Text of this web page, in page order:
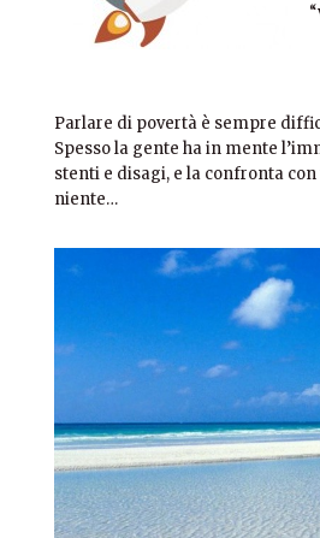
Parlare di povertà è sempre
Spesso la gente ha in mente
stenti e disagi, e la confronta
niente…